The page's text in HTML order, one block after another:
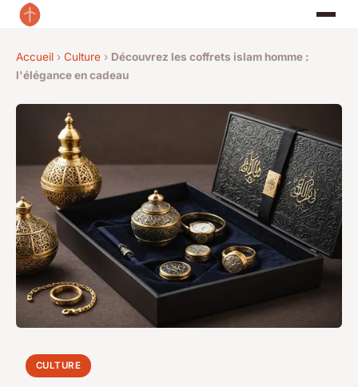
Accueil › Culture › Découvrez les coffrets islam homme :
l'élégance en cadeau
CULTURE